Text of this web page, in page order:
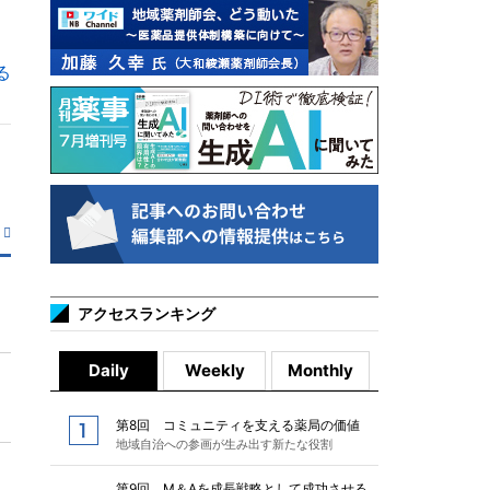
アクセスランキング
Daily Weekly Monthly
第8回 コミュニティを支える薬局の価値
地域自治への参画が生み出す新たな役割